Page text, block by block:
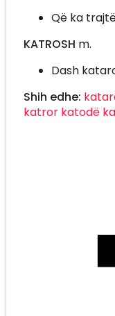
Që ka
KATROSH m.
Dash
Shih edhe:
katror katodë